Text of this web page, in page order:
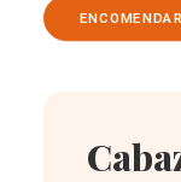
ENCOMENDAR